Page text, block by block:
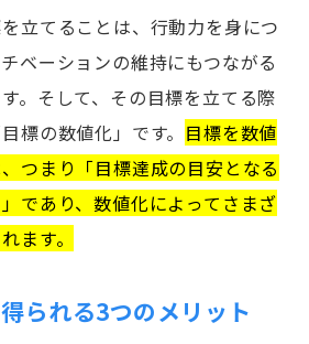
立てることは、行動力を身につ
ベーションの維持にもつながる
。そして、その目標を立てる際
標の数値化」です。 目標を数値
つまり「目標達成の目安となる
であり、数値化によってさまざ
ます。
られる3つのメリット